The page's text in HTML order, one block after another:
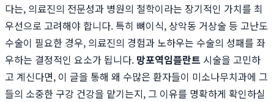
다는, 의료진의 전문성과 병원의 철학이라는 장기적인 가치를 최
우선으로 고려해야 합니다. 특히 뼈이식, 상악동 거상술 등 고난도
수술이 필요한 경우, 의료진의 경험과 노하우는 수술의 성패를 좌
우하는 결정적인 요소가 됩니다. 망포역임플란트 시술을 고민하
고 계신다면, 이 글을 통해 왜 수많은 환자들이 미소나무치과에 그
들의 소중한 구강 건강을 맡기는지, 그 이유를 명확하게 확인하실